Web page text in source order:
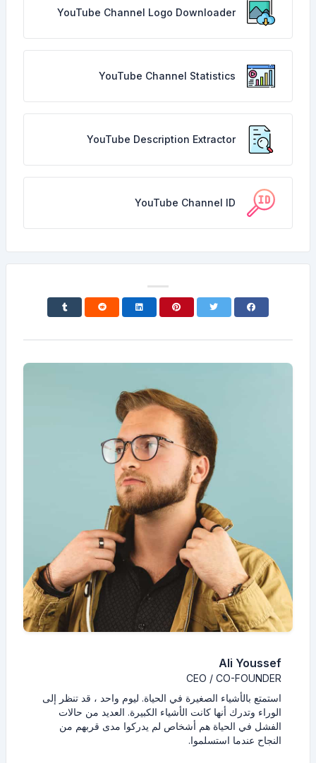
YouTube Channel Logo Downloader
YouTube Channel Statistics
YouTube Description Extractor
YouTube Channel ID
Ali Youssef
CEO / CO-FOUNDER
استمتع بالأشياء الصغيرة في الحياة. ليوم واحد ، قد تنظر إلى
الوراء وتدرك أنها كانت الأشياء الكبيرة. العديد من حالات
الفشل في الحياة هم أشخاص لم يدركوا مدى قربهم من
النجاح عندما استسلموا.